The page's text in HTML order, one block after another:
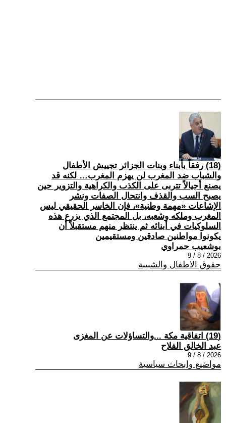
(18) رفقاً بأبناء وبنات الجزائر تجييش الأطفال
والشباب ضد المغرب لن يهزم المغرب… لكنه قد
يصنع أجيالاً تتربى على الكذب والكراهية والتزوير حين
يصبح السب والقذف وانتحال الصفات ونشر
الإشاعات «مهمة وطنية»، فإن الخاسر الحقيقي ليس
المغرب وملكه وشعبه، بل المجتمع الذي يزرع هذه
السلوكيات في أبنائه ثم ينتظر منهم مستقبلاً أن
يكونوا مواطنين صادقين ومستقيمين
بوشعيب حمراوي
2026 / 8 / 9
حقوق الاطفال والشبيبة
(19) اتفاقية مكة ...والتساؤلات عن المغزى
عبد الخالق الفلاح
2026 / 8 / 9
مواضيع وابحاث سياسية